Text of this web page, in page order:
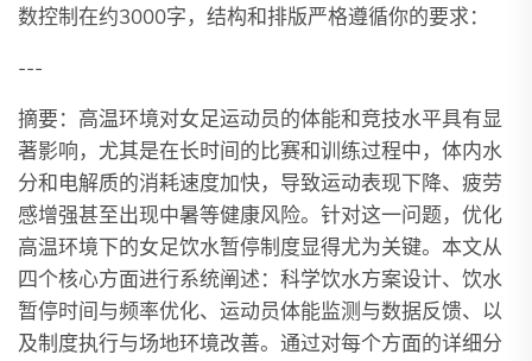
数控制在约3000字，结构和排版严格遵循你的要求：
---
摘要：高温环境对女足运动员的体能和竞技水平具有显
著影响，尤其是在长时间的比赛和训练过程中，体内水
分和电解质的消耗速度加快，导致运动表现下降、疲劳
感增强甚至出现中暑等健康风险。针对这一问题，优化
高温环境下的女足饮水暂停制度显得尤为关键。本文从
四个核心方面进行系统阐述：科学饮水方案设计、饮水
暂停时间与频率优化、运动员体能监测与数据反馈、以
及制度执行与场地环境改善。通过对每个方面的详细分